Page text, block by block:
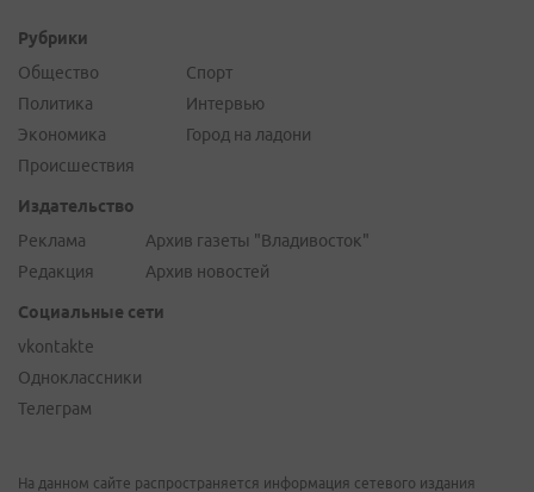
Рубрики
Общество
Политика
Экономика
Происшествия
Спорт
Интервью
Город на ладони
Издательство
Реклама
Редакция
Архив газеты "Владивосток"
Архив новостей
Социальные сети
vkontakte
Одноклассники
Телеграм
На данном сайте распространяется информация сетевого издания